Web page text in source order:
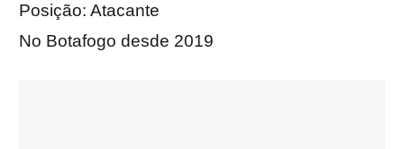
Posição: Atacante
No Botafogo desde 2019